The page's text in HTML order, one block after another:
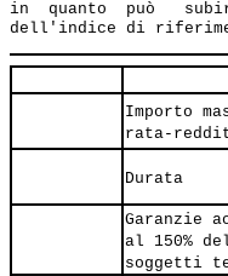
in  quanto  può
Importo
rata-
Durata
Garanzie
al 150%
soggetti